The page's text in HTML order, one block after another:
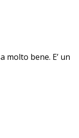
molto bene. E’ un